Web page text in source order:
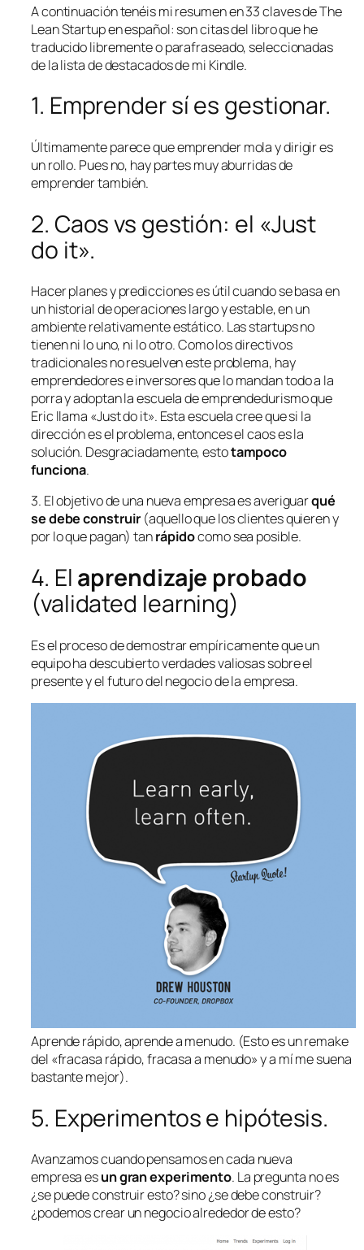
A continuación tenéis mi resumen en 33 claves de The
Lean Startup en español: son citas del libro que he
traducido libremente o parafraseado, seleccionadas
de la lista de destacados de mi Kindle.
1. Emprender sí es gestionar.
Últimamente parece que emprender mola y dirigir es
un rollo. Pues no, hay partes muy aburridas de
emprender también.
2. Caos vs gestión: el «Just
do it».
Hacer planes y predicciones es útil cuando se basa en
un historial de operaciones largo y estable, en un
ambiente relativamente estático. Las startups no
tienen ni lo uno, ni lo otro. Como los directivos
tradicionales no resuelven este problema, hay
emprendedores e inversores que lo mandan todo a la
porra y adoptan la escuela de emprendedurismo que
Eric llama «Just do it». Esta escuela cree quesi la
dirección es el problema, entonces el caos es la
solución. Desgraciadamente, estotampoco
funciona.
3. El objetivo de una nueva empresa es averiguarqué
se debe construir (aquello que los clientesquiereny
por lo quepagan) tanrápidocomo sea posible.
4. El aprendizaje probado
(validated learning)
Es el proceso de demostrar empíricamente que un
equipo ha descubierto verdades valiosas sobre el
presente y el futuro del negocio de la empresa.
Aprende rápido, aprende a menudo. (Esto es un remake
del «fracasa rápido, fracasa a menudo» y a mí me suena
bastante mejor).
5. Experimentos e hipótesis.
Avanzamos cuando pensamos en cada nueva
empresa esun gran experimento. La pregunta no es
¿sepuedeconstruir esto? sino ¿sedebeconstruir?
¿podemos crear unnegocioalrededor de esto?